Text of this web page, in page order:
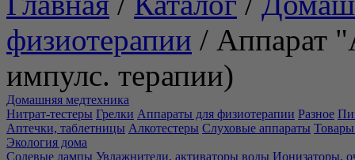
физиотерапии / Аппарат
импулс. терапии)
Домашняя медтехника
Нитрат-тестеры Грелки Аппараты для физиотерапии Разное
Аптечки, таблетницы Алкотестеры Слуховые аппараты Товары
Экология дома
Солевые лампы Увлажнители, активаторы воды Ионизаторы,